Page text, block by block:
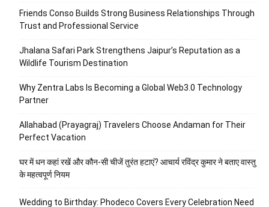
Friends Conso Builds Strong Business Relationships Through
Trust and Professional Service
Jhalana Safari Park Strengthens Jaipur’s Reputation as a
Wildlife Tourism Destination
Why Zentra Labs Is Becoming a Global Web3.0 Technology
Partner
Allahabad (Prayagraj) Travelers Choose Andaman for Their
Perfect Vacation
घर में धन कहां रखें और कौन-सी चीजें तुरंत हटाएं? आचार्य रविंद्र कुमार ने बताए वास्तु
के महत्वपूर्ण नियम
Wedding to Birthday: Phodeco Covers Every Celebration Need